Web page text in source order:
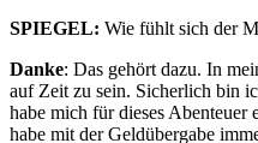
SPIEGEL: Wie fühlt sich der
Danke: Das gehört dazu. In
auf Zeit zu sein. Sicherlich bin
habe mich für dieses
habe mit der Geldübergabe